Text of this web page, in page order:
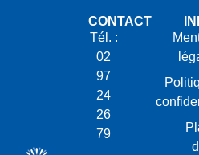
CONTACT
Tél. :
02
97
24
26
79